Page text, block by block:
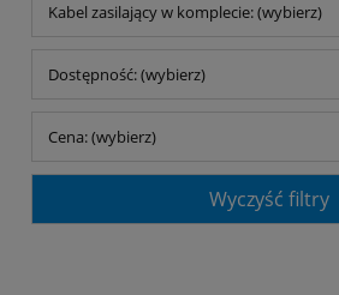
Kabel zasilający w komplecie: (wybierz)
Dostępność: (wybierz)
Cena: (wybierz)
Wyczyść filtry